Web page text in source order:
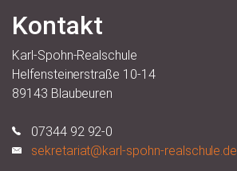
Kontakt
Karl-Spohn-Realschule
Helfensteinerstraße 10-14
89143 Blaubeuren
07344 92 92-0
sekretariat@karl-spohn-realschule.de